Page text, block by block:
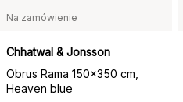
Na zamówienie
Chhatwal & Jonsson
Obrus Rama 150x350 cm,
Heaven blue